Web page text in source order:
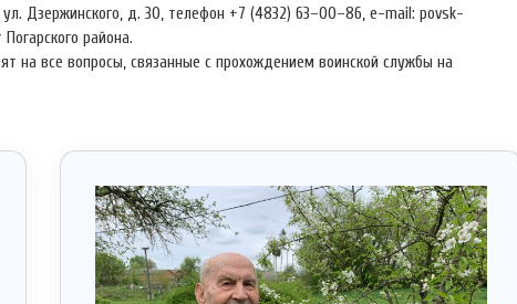
Дзержинского, д. 30, телефон +7 (4832) 63–00–86, e-mail: povsk-
района.
на все вопросы, связанные с прохождением воинской службы на